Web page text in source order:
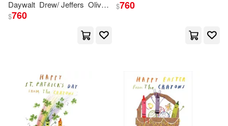
Daywalt Drew/ Jeffers Oliver (ILT)
$760
$760